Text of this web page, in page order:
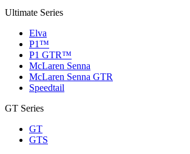
Ultimate Series
Elva
P1™
P1 GTR™
McLaren Senna
McLaren Senna GTR
Speedtail
GT Series
GT
GTS